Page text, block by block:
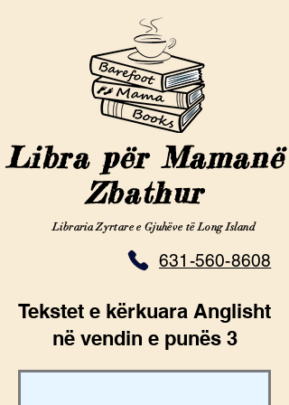
Libra për Mamanë
Zbathur
Libraria Zyrtare e Gjuhëve të Long Island
631-560-8608
Tekstet e kërkuara Anglisht
në vendin e punës 3